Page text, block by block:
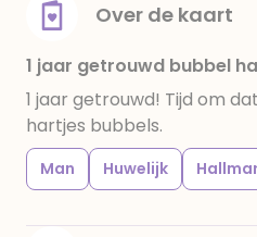
Over de kaart
1 jaar getrouwd bubbel
1 jaar getrouwd! Tijd om
hartjes bubbels.
Man Huwelijk